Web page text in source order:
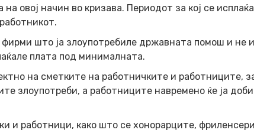
овој начин во кризава. Периодот за кој се исплаќа
што ја злоупотребиле државната помош и не
плата под минималната.
на сметките на работничките и работниците,
злоупотреби, а работниците навремено ќе ја
и работници, како што се хонорарците,